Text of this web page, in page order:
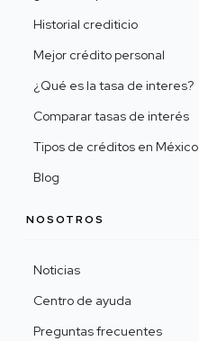
Historial crediticio
Mejor crédito personal
¿Qué es la tasa de interes?
Comparar tasas de interés
Tipos de créditos en México
Blog
NOSOTROS
Noticias
Centro de ayuda
Preguntas frecuentes